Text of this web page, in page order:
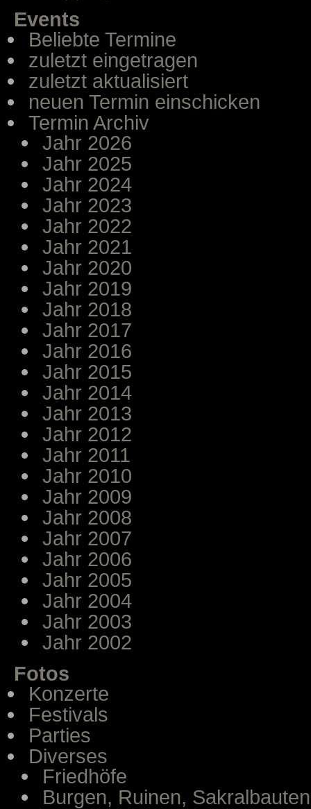
Events
Beliebte Termine
zuletzt eingetragen
zuletzt aktualisiert
neuen Termin einschicken
Termin Archiv
Jahr 2026
Jahr 2025
Jahr 2024
Jahr 2023
Jahr 2022
Jahr 2021
Jahr 2020
Jahr 2019
Jahr 2018
Jahr 2017
Jahr 2016
Jahr 2015
Jahr 2014
Jahr 2013
Jahr 2012
Jahr 2011
Jahr 2010
Jahr 2009
Jahr 2008
Jahr 2007
Jahr 2006
Jahr 2005
Jahr 2004
Jahr 2003
Jahr 2002
Fotos
Konzerte
Festivals
Parties
Diverses
Friedhöfe
Burgen, Ruinen, Sakralbauten